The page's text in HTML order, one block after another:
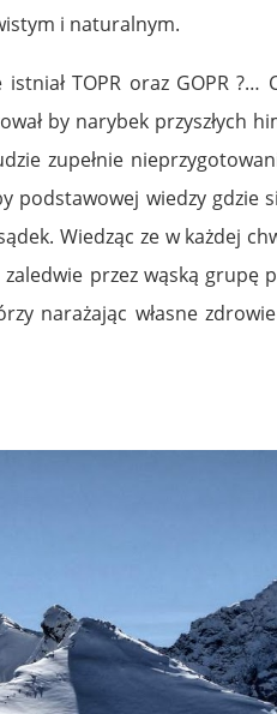
i naturalnym.
TOPR oraz GOPR ?…
by narybek przyszłych
zupełnie
wiedzy gdzie
Wiedząc ze w każdej
przez wąską
narażając własne